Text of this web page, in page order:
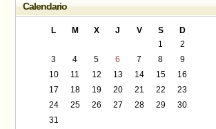
Calendario
L M X J V S
D
1
2
3
4 5 6 7 8
9
10
11 12 13 14 15
16
17
18 19 20 21 22
23
24
25 26 27 28 29
30
31